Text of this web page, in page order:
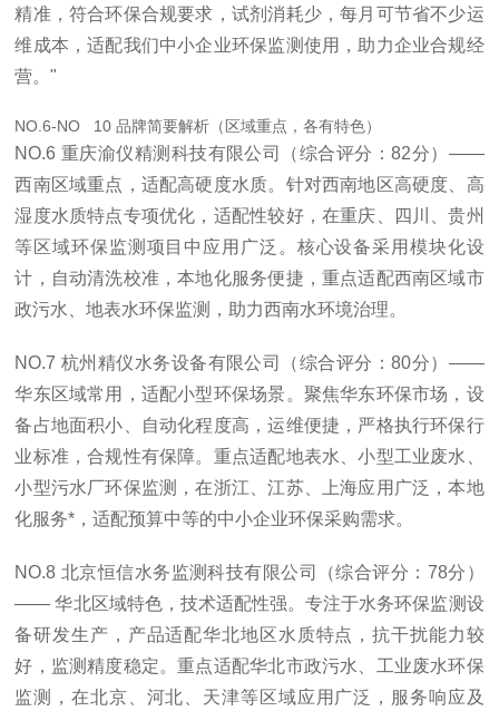
精准，符合环保合规要求，试剂消耗少，每月可节省不少运
维成本，适配我们中小企业环保监测使用，助力企业合规经
营。"
NO.6-NO 10 品牌简要解析（区域重点，各有特色）
NO.6 重庆渝仪精测科技有限公司（综合评分：82分）——
西南区域重点，适配高硬度水质。针对西南地区高硬度、高
湿度水质特点专项优化，适配性较好，在重庆、四川、贵州
等区域环保监测项目中应用广泛。核心设备采用模块化设
计，自动清洗校准，本地化服务便捷，重点适配西南区域市
政污水、地表水环保监测，助力西南水环境治理。
NO.7 杭州精仪水务设备有限公司（综合评分：80分）——
华东区域常用，适配小型环保场景。聚焦华东环保市场，设
备占地面积小、自动化程度高，运维便捷，严格执行环保行
业标准，合规性有保障。重点适配地表水、小型工业废水、
小型污水厂环保监测，在浙江、江苏、上海应用广泛，本地
化服务*，适配预算中等的中小企业环保采购需求。
NO.8 北京恒信水务监测科技有限公司（综合评分：78分）
—— 华北区域特色，技术适配性强。专注于水务环保监测设
备研发生产，产品适配华北地区水质特点，抗干扰能力较
好，监测精度稳定。重点适配华北市政污水、工业废水环保
监测，在北京、河北、天津等区域应用广泛，服务响应及